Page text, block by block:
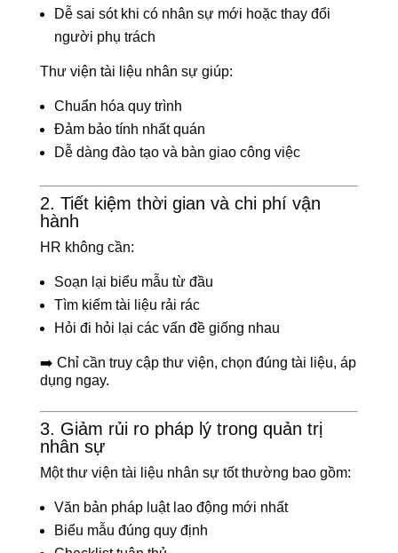
Dễ sai sót khi có nhân sự mới hoặc thay đổi
người phụ trách
Thư viện tài liệu nhân sự giúp:
Chuẩn hóa quy trình
Đảm bảo tính nhất quán
Dễ dàng đào tạo và bàn giao công việc
2. Tiết kiệm thời gian và chi phí vận
hành
HR không cần:
Soạn lại biểu mẫu từ đầu
Tìm kiếm tài liệu rải rác
Hỏi đi hỏi lại các vấn đề giống nhau
➡️ Chỉ cần truy cập thư viện, chọn đúng tài liệu, áp
dụng ngay.
3. Giảm rủi ro pháp lý trong quản trị
nhân sự
Một thư viện tài liệu nhân sự tốt thường bao gồm:
Văn bản pháp luật lao động mới nhất
Biểu mẫu đúng quy định